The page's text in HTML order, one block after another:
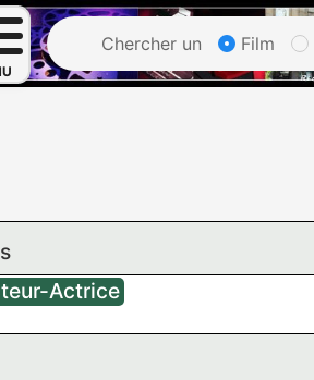
Chercher un Film
Actrice